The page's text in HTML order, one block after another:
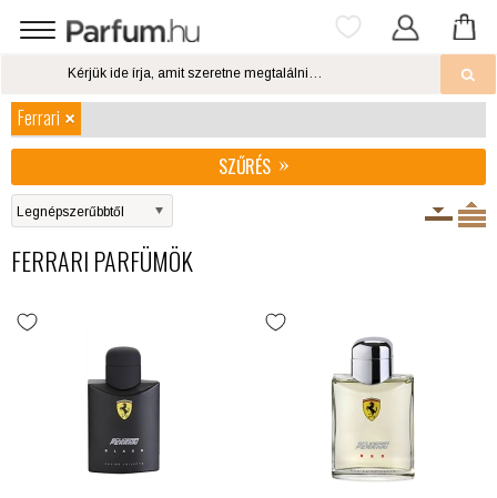
Ferrari
SZŰRÉS
FERRARI PARFÜMÖK